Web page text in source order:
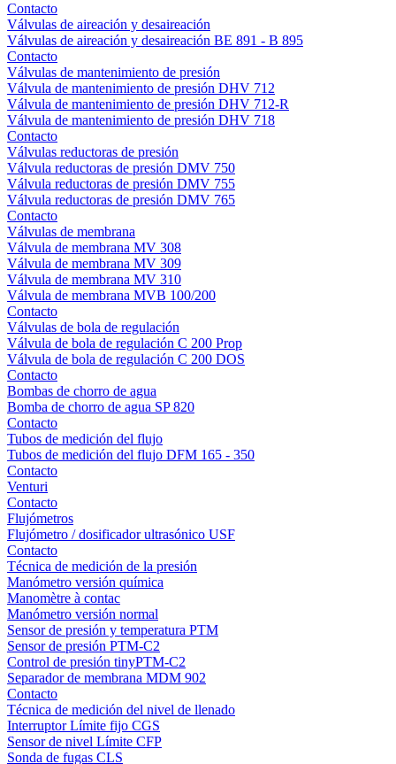
Contacto
Válvulas de aireación y desaireación
Válvulas de aireación y desaireación BE 891 - B 895
Contacto
Válvulas de mantenimiento de presión
Válvula de mantenimiento de presión DHV 712
Válvula de mantenimiento de presión DHV 712-R
Válvula de mantenimiento de presión DHV 718
Contacto
Válvulas reductoras de presión
Válvula reductoras de presión DMV 750
Válvula reductoras de presión DMV 755
Válvula reductoras de presión DMV 765
Contacto
Válvulas de membrana
Válvula de membrana MV 308
Válvula de membrana MV 309
Válvula de membrana MV 310
Válvula de membrana MVB 100/200
Contacto
Válvulas de bola de regulación
Válvula de bola de regulación C 200 Prop
Válvula de bola de regulación C 200 DOS
Contacto
Bombas de chorro de agua
Bomba de chorro de agua SP 820
Contacto
Tubos de medición del flujo
Tubos de medición del flujo DFM 165 - 350
Contacto
Venturi
Contacto
Flujómetros
Flujómetro / dosificador ultrasónico USF
Contacto
Técnica de medición de la presión
Manómetro versión química
Manomètre à contac
Manómetro versión normal
Sensor de presión y temperatura PTM
Sensor de presión PTM-C2
Control de presión tinyPTM-C2
Separador de membrana MDM 902
Contacto
Técnica de medición del nivel de llenado
Interruptor Límite fijo CGS
Sensor de nivel Límite CFP
Sonda de fugas CLS